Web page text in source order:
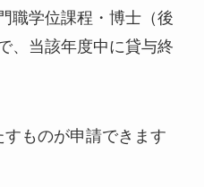
職学位課程・博士（後
、当該年度中に貸与終
ものが申請できます